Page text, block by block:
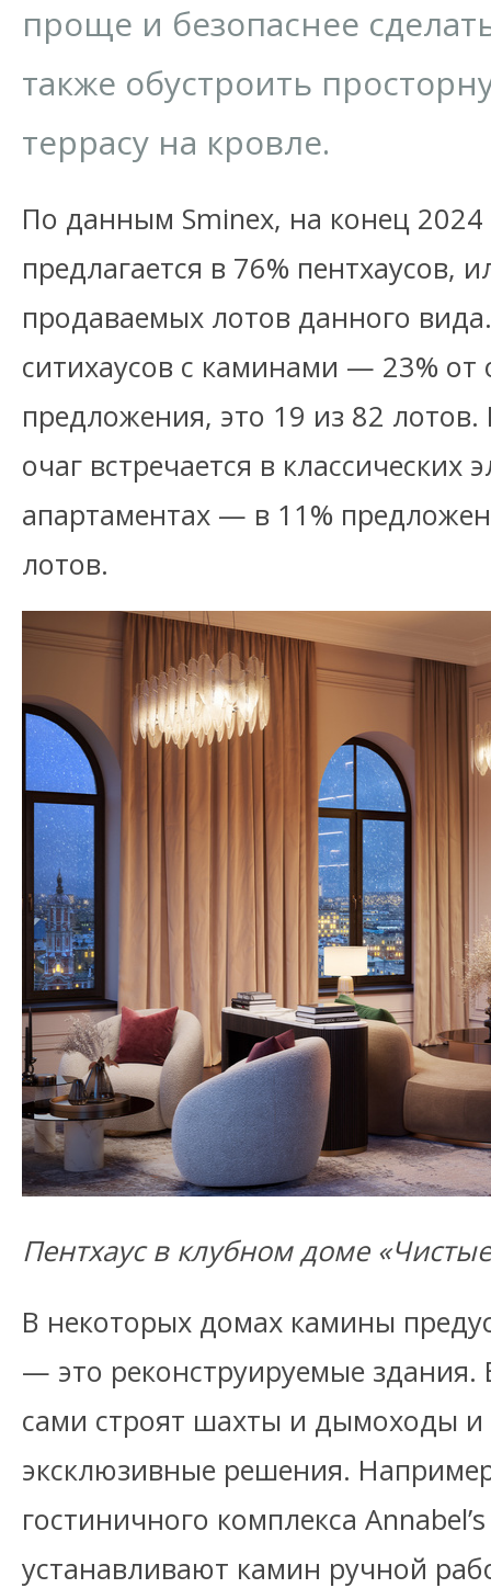
проще и безопаснее
также обустроить
террасу на кровле.
По данным Sminex, на конец
предлагается в 76% пентхаусов,
продаваемых лотов данного
ситихаусов с каминами — 23%
предложения, это 19 из 82
очаг встречается в классических
апартаментах — в 11%
лотов.
Пентхаус в клубном доме
В некоторых домах камины
— это реконструируемые здания.
сами строят шахты и дымоходы
эксклюзивные решения.
гостиничного комплекса
устанавливают камин ручной